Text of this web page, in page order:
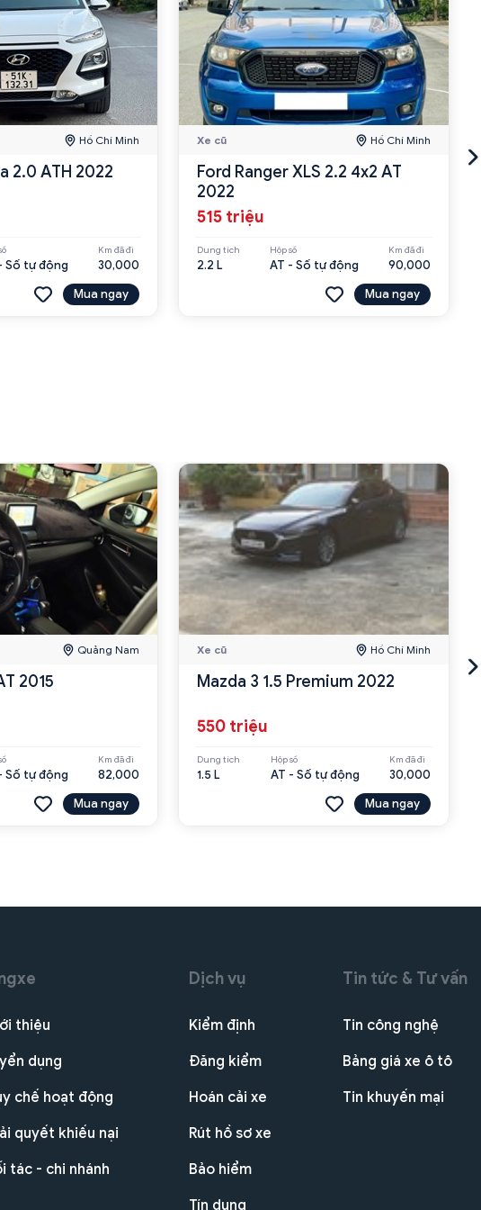
Hồ Chí Minh
2.0 ATH 2022
Số tự động
Km đã đi
30,000
Mua ngay
Xe cũ Hồ Chí Minh
Ford Ranger XLS 2.2 4x2 AT
2022
515 triệu
Dung tích
2.2 L
Hộp số
AT - Số tự động
Km đã đi
90,000
Mua ngay
Quảng Nam
2015
Số tự động
Km đã đi
82,000
Mua ngay
Xe cũ Hồ Chí Minh
Mazda 3 1.5 Premium 2022
550 triệu
Dung tích
1.5 L
Hộp số
AT - Số tự động
Km đã đi
30,000
Mua ngay
thiệu
dụng
chế hoạt động
quyết khiếu nại
tác - chi nhánh
Dịch vụ
Kiểm định
Đăng kiểm
Hoán cải xe
Rút hồ sơ xe
Bảo hiểm
Tín dụng
Tin tức & Tư vấn
Tin công nghệ
Bảng giá xe ô tô
Tin khuyến mại